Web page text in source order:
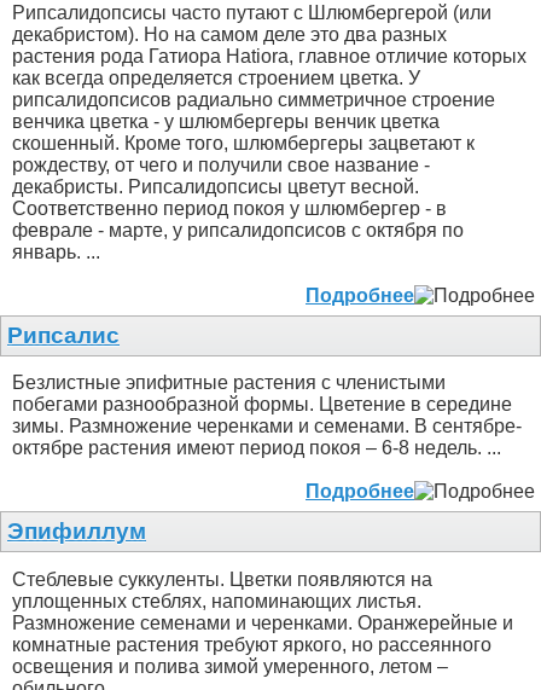
Рипсалидопсисы часто путают с Шлюмбергерой (или
декабристом). Но на самом деле это два разных
растения рода Гатиора Hatiora, главное отличие которых
как всегда определяется строением цветка. У
рипсалидопсисов радиально симметричное строение
венчика цветка - у шлюмбергеры венчик цветка
скошенный. Кроме того, шлюмбергеры зацветают к
рождеству, от чего и получили свое название -
декабристы. Рипсалидопсисы цветут весной.
Соответственно период покоя у шлюмбергер - в
феврале - марте, у рипсалидопсисов с октября по
январь. ...
Подробнее
Рипсалис
Безлистные эпифитные растения с членистыми
побегами разнообразной формы. Цветение в середине
зимы. Размножение черенками и семенами. В сентябре-
октябре растения имеют период покоя – 6-8 недель. ...
Подробнее
Эпифиллум
Стеблевые суккуленты. Цветки появляются на
уплощенных стеблях, напоминающих листья.
Размножение семенами и черенками. Оранжерейные и
комнатные растения требуют яркого, но рассеянного
освещения и полива зимой умеренного, летом –